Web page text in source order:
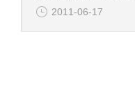
2011-06-17